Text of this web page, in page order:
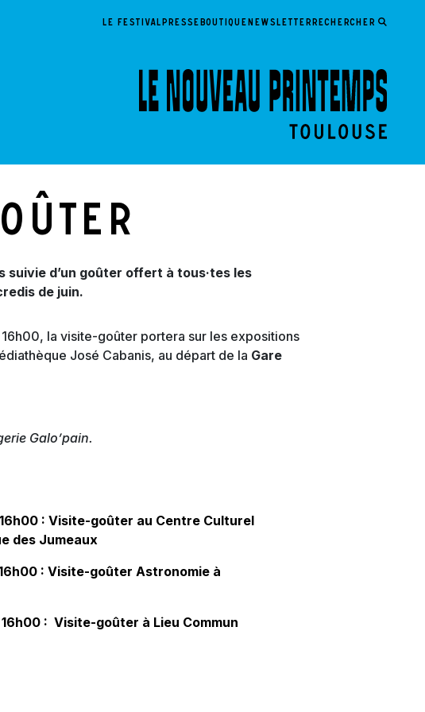
LE FESTIVALPRESSEBOUTIQUENEWSLETTERRechercher
suivie d’un goûter offert à tous·tes les
de juin.
la visite-goûter portera sur les expositions
José Cabanis, au départ de la Gare
Galo’pain.
: Visite-goûter au Centre Culturel
des Jumeaux
: Visite-goûter Astronomie à
: Visite-goûter à Lieu Commun